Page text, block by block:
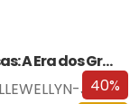
40%
Os Persas: A Era dos Grandes Reis
LLOYD LLEWELLYN-JONES